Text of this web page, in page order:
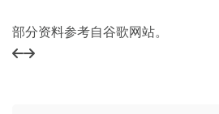
部分资料参考自谷歌网站。